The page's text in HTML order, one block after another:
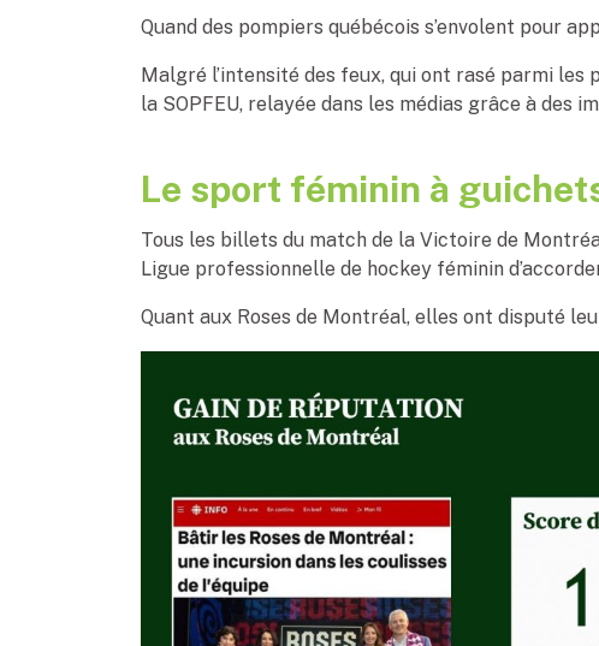
Quand des pompiers québécois s’envolent pour
Malgré l’intensité des feux, qui ont rasé parmi
la SOPFEU, relayée dans les médias grâce à des
Le sport féminin à
Tous les billets du match de la Victoire de
Ligue professionnelle de hockey féminin
Quant aux Roses de Montréal, elles ont disputé